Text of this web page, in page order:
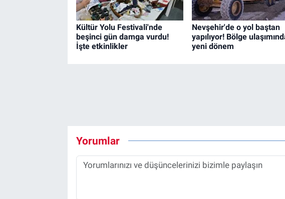
Kültür Yolu Festivali'nde
beşinci gün damga vurdu!
İşte etkinlikler
Nevşehir'de o yol baştan
yapılıyor! Bölge
yeni dönem
Yorumlar